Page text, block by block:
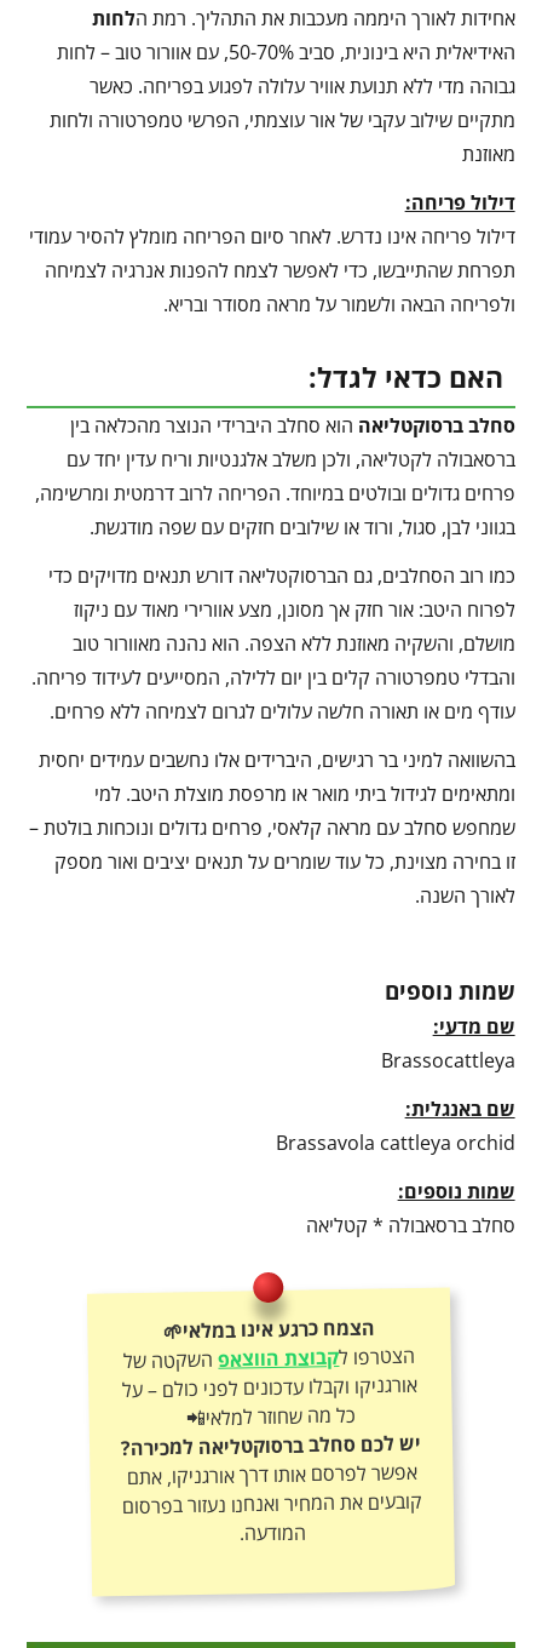
אחידות לאורך היממה מעכבות את התהליך. רמת הלחות
האידיאלית היא בינונית, סביב 50-70%, עם אוורור טוב – לחות
גבוהה מדי ללא תנועת אוויר עלולה לפגוע בפריחה. כאשר
מתקיים שילוב עקבי של אור עוצמתי, הפרשי טמפרטורה ולחות
מאוזנת
דילול פריחה:
דילול פריחה אינו נדרש. לאחר סיום הפריחה מומלץ להסיר עמודי
תפרחת שהתייבשו, כדי לאפשר לצמח להפנות אנרגיה לצמיחה
ולפריחה הבאה ולשמור על מראה מסודר ובריא.
האם כדאי לגדל:
סחלב ברסוקטליאה הוא סחלב היברידי הנוצר מהכלאה בין
ברסאבולה לקטליאה, ולכן משלב אלגנטיות וריח עדין יחד עם
פרחים גדולים ובולטים במיוחד. הפריחה לרוב דרמטית ומרשימה,
בגווני לבן, סגול, ורוד או שילובים חזקים עם שפה מודגשת.
כמו רוב הסחלבים, גם הברסוקטליאה דורש תנאים מדויקים כדי
לפרוח היטב: אור חזק אך מסונן, מצע אוורירי מאוד עם ניקוז
מושלם, והשקיה מאוזנת ללא הצפה. הוא נהנה מאוורור טוב
והבדלי טמפרטורה קלים בין יום ללילה, המסייעים לעידוד פריחה.
עודף מים או תאורה חלשה עלולים לגרום לצמיחה ללא פרחים.
בהשוואה למיני בר רגישים, היברידים אלו נחשבים עמידים יחסית
ומתאימים לגידול ביתי מואר או מרפסת מוצלת היטב. למי
שמחפש סחלב עם מראה קלאסי, פרחים גדולים ונוכחות בולטת –
זו בחירה מצוינת, כל עוד שומרים על תנאים יציבים ואור מספק
לאורך השנה.
שמות נוספים
שם מדעי:
Brassocattleya
שם באנגלית:
Brassavola cattleya orchid
שמות נוספים:
סחלב ברסאבולה * קטליאה
הצמח כרגע אינו במלאי🌱
הצטרפו לקבוצת הווצאפהשקטה של
אורגניקו וקבלו עדכונים לפני כולם – על
כל מה שחוזר למלאי📲
יש לכם סחלב ברסוקטליאה למכירה?
אפשר לפרסם אותו דרך אורגניקו, אתם
קובעים את המחיר ואנחנו נעזור בפרסום
המודעה.